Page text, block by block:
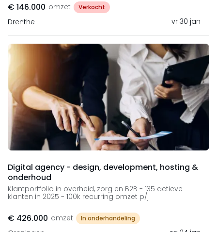
€ 146.000 omzet Verkocht
Drenthe vr 30 jan
Digital agency - design, development, hosting &
onderhoud
Klantportfolio in overheid, zorg en B2B - 135 actieve
klanten in 2025 - 100k recurring omzet p/j
€ 426.000 omzet In onderhandeling